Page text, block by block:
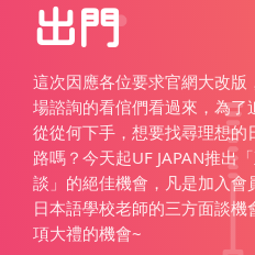
出門
這次因應各位要求官網大改版
場諮詢的看倌們看過來，為
從從何下手，想要找尋理想
路嗎？今天起UF JAPAN推出
談」的絕佳機會，凡是加入會
日本語學校老師的三方面談
項大禮的機會~